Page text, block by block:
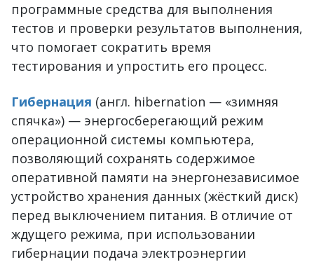
программные средства для выполнения
тестов и проверки результатов выполнения,
что помогает сократить время
тестирования и упростить его процесс.
Гибернация (англ. hibernation — «зимняя
спячка») — энергосберегающий режим
операционной системы компьютера,
позволяющий сохранять содержимое
оперативной памяти на энергонезависимое
устройство хранения данных (жёсткий диск)
перед выключением питания. В отличие от
ждущего режима, при использовании
гибернации подача электроэнергии